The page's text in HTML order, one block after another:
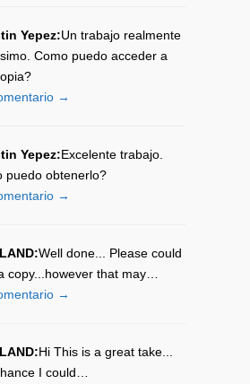
Yepez:Un trabajo realmente
Como puedo acceder a
→
Yepez:Excelente trabajo.
puedo obtenerlo?
→
Well done... Please could
copy...however that may…
→
Hi This is a great take...
I could…